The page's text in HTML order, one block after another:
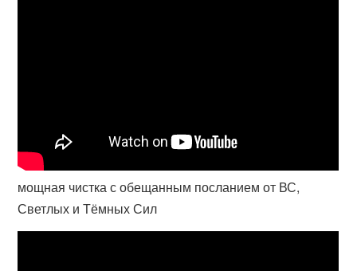
мощная чистка с обещанным посланием от ВС,
Светлых и Тёмных Сил